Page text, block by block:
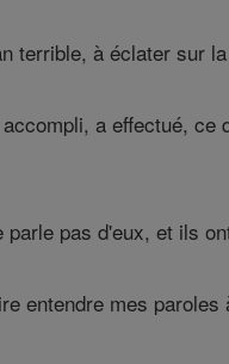
terrible, à éclater sur
a effectué,
pas d'eux, et ils
entendre mes